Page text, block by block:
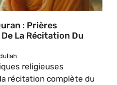
: Prières
La Récitation Du
religieuses
récitation complète du